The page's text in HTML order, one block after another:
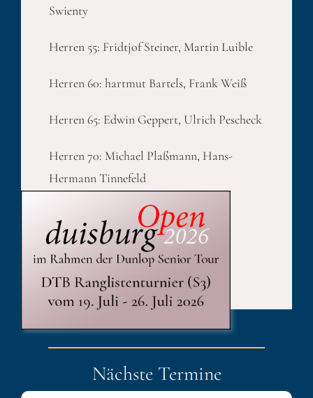
Swienty
Herren 55: Fridtjof Steiner, Martin Luible
Herren 60: hartmut Bartels, Frank Weiß
Herren 65: Edwin Geppert, Ulrich Pescheck
Herren 70: Michael Plaßmann, Hans-
Hermann Tinnefeld
Published On: 1. August 2022
Kategorien:duisburgOpen
Nächste Termine